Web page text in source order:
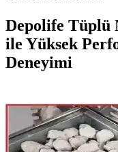
Depolife Tüplü
ile Yüksek
Deneyimi